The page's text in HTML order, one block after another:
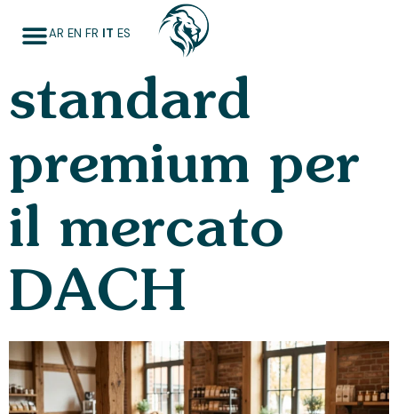
AR EN FR IT ES
Naturland: lo
standard
premium per
il mercato
DACH